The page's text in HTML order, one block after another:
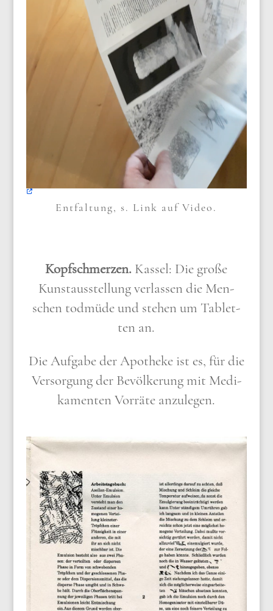
Ent­fal­tung, s. Link auf Video.
Kopf­schmer­zen. Kas­sel: Die gro­ße
Kunst­aus­stel­lung ver­las­sen die Men­
schen tod­mü­de und ste­hen um Tablet­
ten an.
Die Auf­ga­be der Apo­the­ke ist es, für die
Ver­sor­gung der Bevöl­ke­rung mit Medi­
ka­men­ten Vor­rä­te anzu­le­gen.